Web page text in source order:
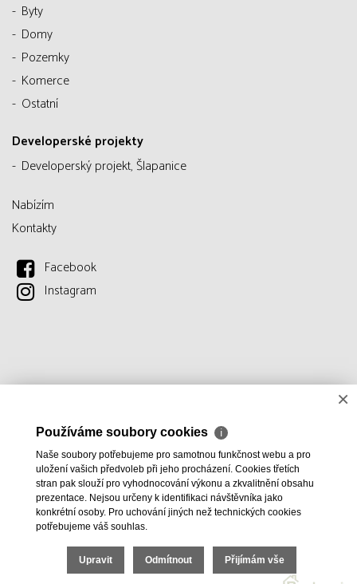
Byty
Domy
Pozemky
Komerce
Ostatní
Developerské projekty
Developerský projekt, Šlapanice
Nabízím
Kontakty
Facebook
Instagram
×
Používáme soubory cookies ℹ
Naše soubory potřebujeme pro samotnou funkčnost webu a pro
uložení vašich předvoleb při jeho procházení. Cookies třetích
stran pak slouží pro vyhodnocování výkonu a zkvalitnění obsahu
prezentace. Nejsou určeny k identifikaci návštěvníka jako
konkrétní osoby. Pro uchování jiných než technických cookies
potřebujeme váš souhlas.
Upravit Odmítnout Přijímám vše